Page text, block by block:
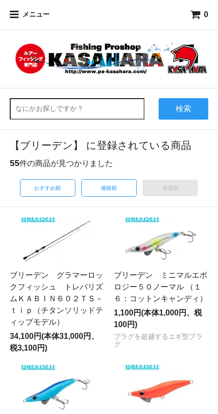
メニュー 0
検索
【ブリーデン】 に登録されている商品
55件の商品が見つかりました
おすすめ順 価格順 新着順
ブリーデン グラマーロッ
クフィッシュ トレバリズ
ムＫＡＢＩＮ６０２ＴＳ－
ｔｉｐ（チタンソリッドテ
ィップモデル）
34,100円(本体31,000円、
税3,100円)
ブリーデン ミニマルエボ
ロジー５０ノーマル （１
６：コットンキャンディ）
1,100円(本体1,000円、税
100円)
プラグを超越するエギ型プラ
グ